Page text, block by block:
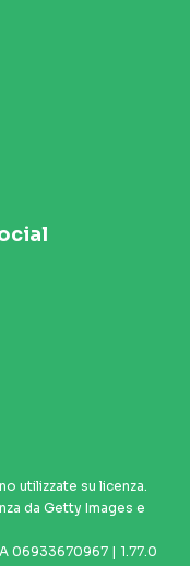
utilizzate su licenza.
da Getty Images e
06933670967 | 1.77.0